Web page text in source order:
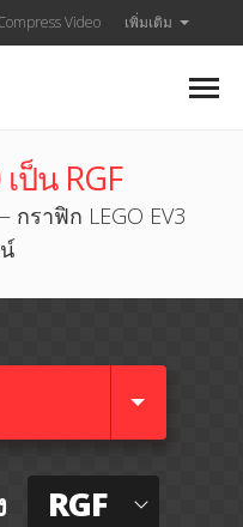
Video เพิ่มเติม
ป็น RGF
กราฟิก LEGO EV3
RGF